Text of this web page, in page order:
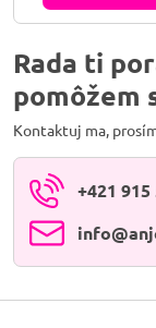
Rada ti
pomôžem
Kontaktuj ma,
+421 915